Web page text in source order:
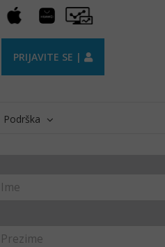
Apple
Huawei
AppGallery
Pro
Trader
PRIJAVITE SE |
Podrška